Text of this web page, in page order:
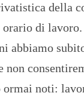
della
di
abbiamo
ormai noti: